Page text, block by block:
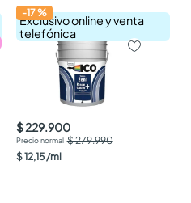
Exclusivo online y venta
telefónica
-17%
$ 229.900
$ 279.990
$12,15 /ml